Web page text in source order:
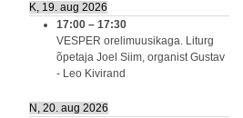
K, 19. aug 2026
17:00 – 17:30
VESPER orelimuusikaga. Liturg
õpetaja Joel Siim, organist Gustav
- Leo Kivirand
N, 20. aug 2026